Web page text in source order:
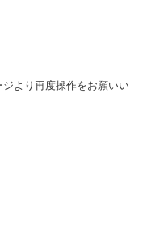
より再度操作をお願いい